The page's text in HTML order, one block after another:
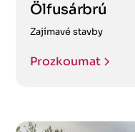
Ölfusárbrú
Zajímavé stavby
Prozkoumat